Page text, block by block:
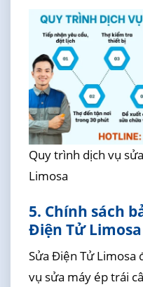
Quy trình dịch vụ
Limosa
5. Chính sách
Điện Tử Limosa
Sửa Điện Tử Limosa
vụ sửa máy ép trái